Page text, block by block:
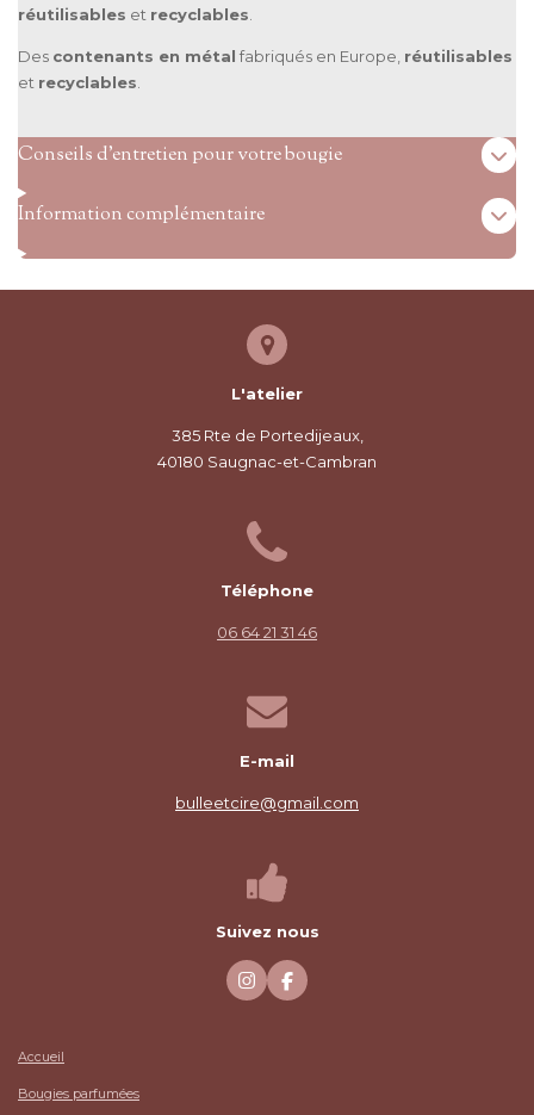
réutilisables et recyclables.
Des contenants en métal fabriqués en Europe, réutilisables
et recyclables.
Conseils d’entretien pour votre bougie
Information complémentaire
L'atelier
385 Rte de Portedijeaux,
40180 Saugnac-et-Cambran
Téléphone
06 64 21 31 46
E-mail
bulleetcire@gmail.com
Suivez nous
I
n
F
a
Accueil
Bougies parfumées